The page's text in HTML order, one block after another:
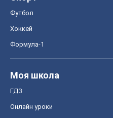
Футбол
Хоккей
Формула-1
Моя школа
ГДЗ
Онлайн уроки